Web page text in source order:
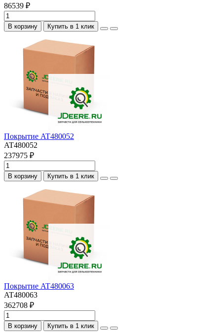
86539 ₽
В корзину Купить в 1 клик
Покрытие AT480052
AT480052
237975 ₽
В корзину Купить в 1 клик
Покрытие AT480063
AT480063
362708 ₽
В корзину Купить в 1 клик